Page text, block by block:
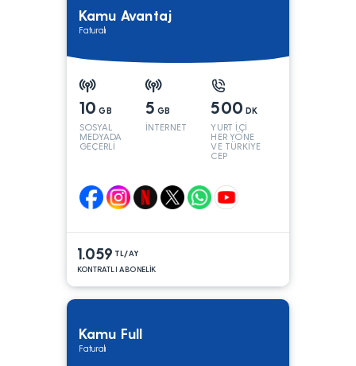
Kamu Avantaj
Faturalı
10 GB
SOSYAL
MEDYADA
GEÇERLİ
5 GB
İNTERNET
500 DK
YURT İÇİ
HER YÖNE
VE TÜRKİYE
CEP
1.059 TL/AY
KONTRATLI ABONELİK
Kamu Full
Faturalı